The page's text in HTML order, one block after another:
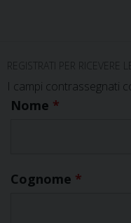
REGISTRATI PER RICEVERE
I campi contrassegnati
Nome *
Cognome *